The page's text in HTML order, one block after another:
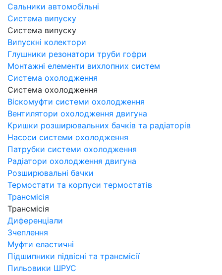
Сальники автомобільні
Система випуску
Система випуску
Випускні колектори
Глушники резонатори труби гофри
Монтажні елементи вихлопних систем
Система охолодження
Система охолодження
Віскомуфти системи охолодження
Вентилятори охолодження двигуна
Кришки розширювальних бачків та радіаторів
Насоси системи охолодження
Патрубки системи охолодження
Радіатори охолодження двигуна
Розширювальні бачки
Термостати та корпуси термостатів
Трансмісія
Трансмісія
Диференціали
Зчеплення
Муфти еластичні
Підшипники підвісні та трансмісії
Пильовики ШРУС